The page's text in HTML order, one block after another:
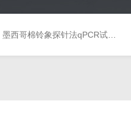
墨西哥棉铃象探针法qPCR试剂盒（不含内参）